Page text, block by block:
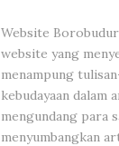
Website
website yang
menampung
kebudayaan dalam
mengundang para
menyumbangkan